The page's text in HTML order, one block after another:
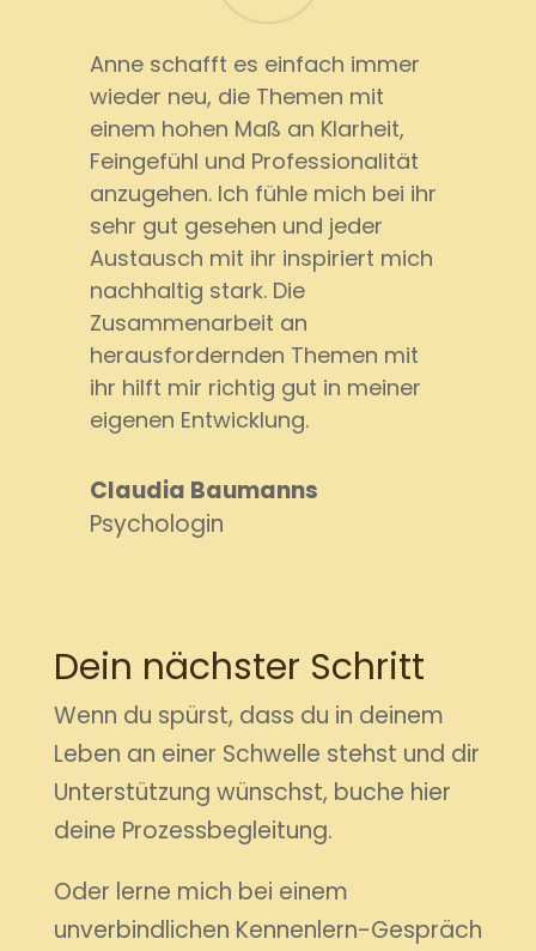
Anne schafft es einfach immer
wieder neu, die Themen mit
einem hohen Maß an Klarheit,
Feingefühl und Professionalität
anzugehen. Ich fühle mich bei ihr
sehr gut gesehen und jeder
Austausch mit ihr inspiriert mich
nachhaltig stark. Die
Zusammenarbeit an
herausfordernden Themen mit
ihr hilft mir richtig gut in meiner
eigenen Entwicklung.
Claudia Baumanns
Psychologin
Dein nächster Schritt
Wenn du spürst, dass du in deinem
Leben an einer Schwelle stehst und dir
Unterstützung wünschst, buche hier
deine Prozessbegleitung.
Oder lerne mich bei einem
unverbindlichen Kennenlern-Gespräch